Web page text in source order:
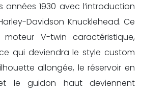
1930 avec l’introduction
Davidson Knucklehead. Ce
V-twin caractéristique,
qui deviendra le style custom
allongée, le réservoir en
le guidon haut deviennent